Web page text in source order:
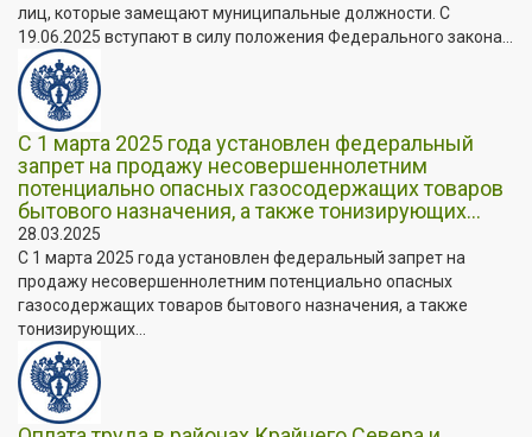
лиц, которые замещают муниципальные должности. C
19.06.2025 вступают в силу положения Федерального закона...
С 1 марта 2025 года установлен федеральный
запрет на продажу несовершеннолетним
потенциально опасных газосодержащих товаров
бытового назначения, а также тонизирующих...
28.03.2025
С 1 марта 2025 года установлен федеральный запрет на
продажу несовершеннолетним потенциально опасных
газосодержащих товаров бытового назначения, а также
тонизирующих...